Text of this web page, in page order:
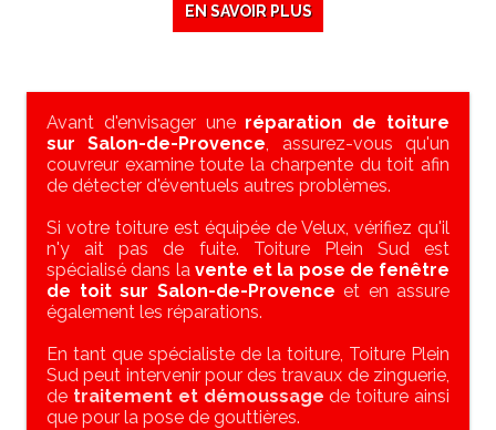
EN SAVOIR PLUS
Avant d'envisager une réparation de toiture
sur Salon-de-Provence, assurez-vous qu'un
couvreur examine toute la charpente du toit afin
de détecter d'éventuels autres problèmes.
Si votre toiture est équipée de Velux, vérifiez qu'il
n'y ait pas de fuite. Toiture Plein Sud est
spécialisé dans la vente et la pose de fenêtre
de toit sur Salon-de-Provence et en assure
également les réparations.
En tant que spécialiste de la toiture, Toiture Plein
Sud peut intervenir pour des travaux de zinguerie,
de traitement et démoussage de toiture ainsi
que pour la pose de gouttières.